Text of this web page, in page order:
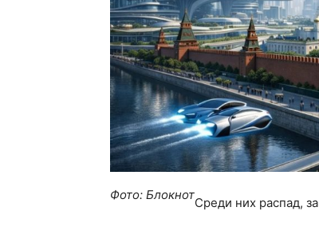
Фото: Блокнот
Среди них распад,